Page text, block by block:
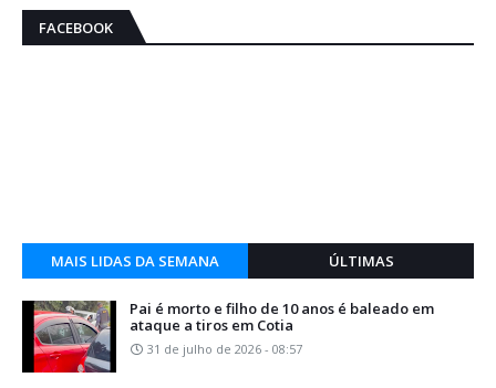
FACEBOOK
MAIS LIDAS DA SEMANA ÚLTIMAS
Pai é morto e filho de 10 anos é baleado em
ataque a tiros em Cotia
31 de julho de 2026 - 08:57